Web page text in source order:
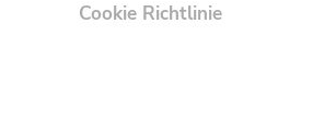
Cookie Richtlinie